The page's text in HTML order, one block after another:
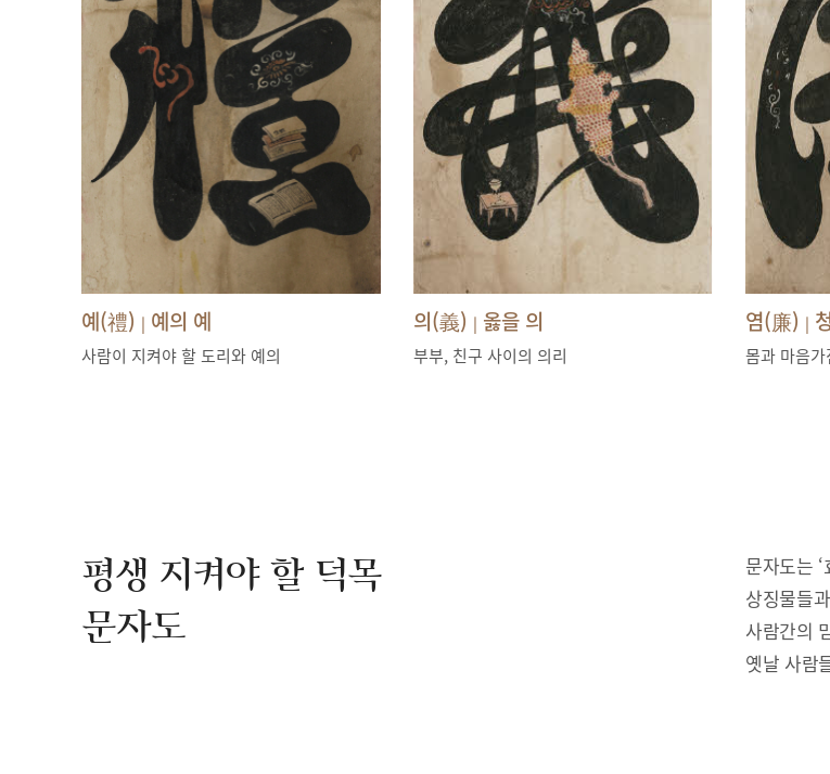
예(禮) | 예의 예
사람이 지켜야 할 도리와 예의
의(義) | 옳을 의
부부, 친구 사이의 의리
염(廉) |
몸과 마음
평생 지켜야 할 덕목
문자도
문자도는
상징물들
사람간의
옛날 사람